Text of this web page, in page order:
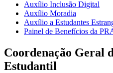
Auxílio Inclusão Digital
Auxílio Moradia
Auxílio a Estudantes
Painel de Benefícios da
Coordenação Geral
Estudantil